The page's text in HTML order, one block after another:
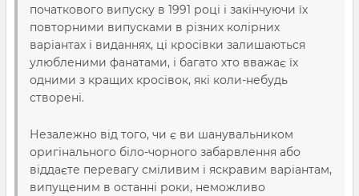
початкового випуску в 1991 році і закінчуючи їх
повторними випусками в різних колірних
варіантах і виданнях, ці кросівки залишаються
улюбленими фанатами, і багато хто вважає їх
одними з кращих кросівок, які коли-небудь
створені.
Незалежно від того, чи є ви шанувальником
оригінального біло-чорного забарвлення або
віддаєте перевагу сміливим і яскравим варіантам,
випущеним в останні роки, неможливо